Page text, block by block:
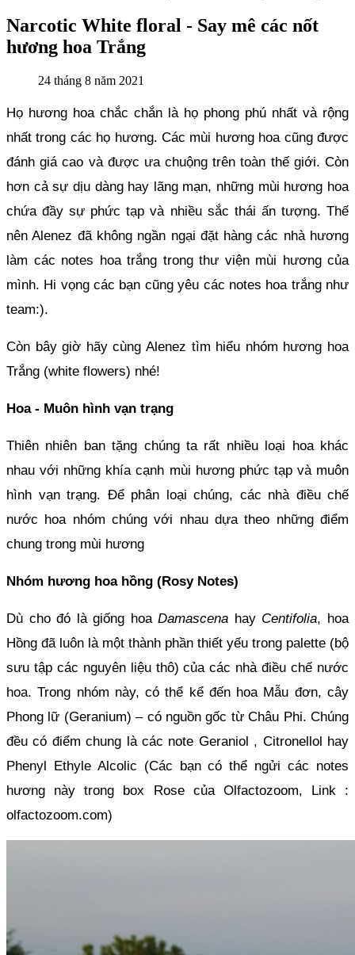
Narcotic White floral - Say mê các nốt
hương hoa Trắng
24 tháng 8 năm 2021
Họ hương hoa chắc chắn là họ phong phú nhất và rộng
nhất trong các họ hương. Các mùi hương hoa cũng được
đánh giá cao và được ưa chuộng trên toàn thế giới. Còn
hơn cả sự dịu dàng hay lãng mạn, những mùi hương hoa
chứa đầy sự phức tạp và nhiều sắc thái ấn tượng. Thế
nên Alenez đã không ngần ngại đặt hàng các nhà hương
làm các notes hoa trắng trong thư viện mùi hương của
mình. Hi vọng các bạn cũng yêu các notes hoa trắng như
team:).
Còn bây giờ hãy cùng Alenez tìm hiểu nhóm hương hoa
Trắng (white flowers) nhé!
Hoa - Muôn hình vạn trạng
Thiên nhiên ban tặng chúng ta rất nhiều loại hoa khác
nhau với những khía cạnh mùi hương phức tạp và muôn
hình vạn trạng. Để phân loại chúng, các nhà điều chế
nước hoa nhóm chúng với nhau dựa theo những điểm
chung trong mùi hương
Nhóm hương hoa hồng (Rosy Notes)
Dù cho đó là giống hoa Damascena hay Centifolia, hoa
Hồng đã luôn là một thành phần thiết yếu trong palette (bộ
sưu tập các nguyên liệu thô) của các nhà điều chế nước
hoa. Trong nhóm này, có thể kể đến hoa Mẫu đơn, cây
Phong lữ (Geranium) – có nguồn gốc từ Châu Phi. Chúng
đều có điểm chung là các note Geraniol , Citronellol hay
Phenyl Ethyle Alcolic (Các bạn có thể ngửi các notes
hương này trong box Rose của Olfactozoom, Link :
olfactozoom.com)